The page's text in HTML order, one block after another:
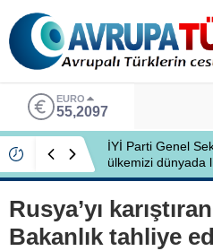
ALTIN
6.680,93
İYİ Partili Ayfer
gündemi
Rusya’yı
Bakanlık tahliye